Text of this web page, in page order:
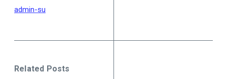
admin-su
Related Posts